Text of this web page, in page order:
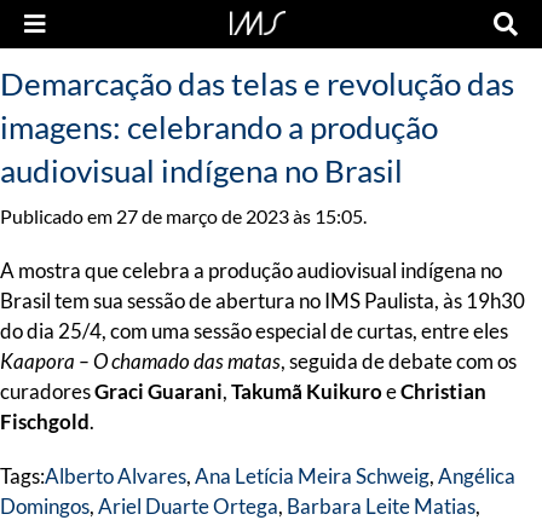
Demarcação das telas e revolução das
imagens: celebrando a produção
audiovisual indígena no Brasil
Publicado em 27 de março de 2023 às 15:05.
A mostra que celebra a produção audiovisual indígena no
Brasil tem sua sessão de abertura no IMS Paulista, às 19h30
do dia 25/4, com uma sessão especial de curtas, entre eles
Kaapora – O chamado das matas, seguida de debate com os
curadoresGraci Guarani,Takumã KuikuroeChristian
Fischgold.
Tags:Alberto Alvares,Ana Letícia Meira Schweig,Angélica
Domingos,Ariel Duarte Ortega, Barbara Leite Matias,